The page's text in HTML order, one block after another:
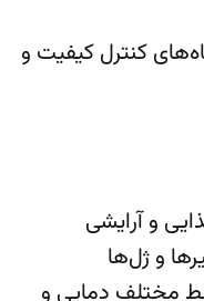
کنترل کیفیت و
و آرایشی
و ژل‌ها
مختلف دمایی و